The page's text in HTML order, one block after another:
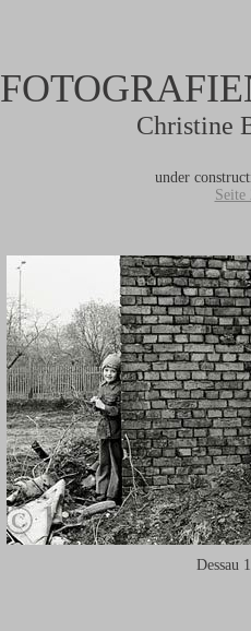
Christine
Dessau
under
Seite